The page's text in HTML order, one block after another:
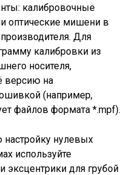
калибровочные
оптические мишени в
Для
калибровки из
носителя,
версию на
(например,
файлов формата *.mpf).
нулевых
используйте
эксцентрики для грубой